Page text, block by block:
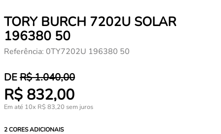
TORY BURCH 7202U SOLAR
196380 50
Referência: 0TY7202U 196380 50
R$1.040,00
R$ 832,00
Em até 10x R$ 83,20 sem juros
2CORES ADICIONAIS